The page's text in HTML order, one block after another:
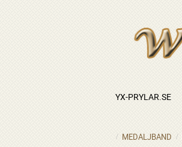
YX-PRYLAR.SE
MEDALJBAND